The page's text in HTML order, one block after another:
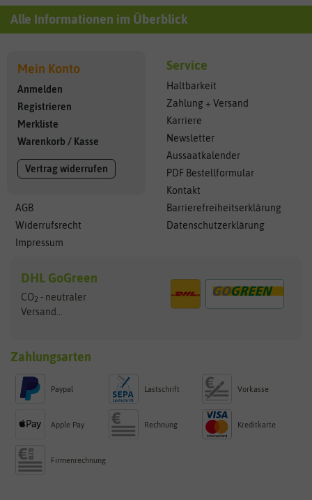
Alle Informationen im Überblick
Mein Konto
Anmelden
Registrieren
Merkliste
Warenkorb / Kasse
Vertrag widerrufen
AGB
Widerrufsrecht
Impressum
Service
Haltbarkeit
Zahlung + Versand
Karriere
Newsletter
Aussaatkalender
PDF Bestellformular
Kontakt
Barrierefreiheitserklärung
Datenschutzerklärung
DHL GoGreen
CO2 - neutraler
Versand...
Zahlungsarten
Paypal Lastschrift Vorkasse
Apple Pay Rechnung Kreditkarte
Firmenrechnung